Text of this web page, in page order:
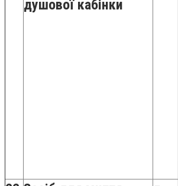
душової кабінки